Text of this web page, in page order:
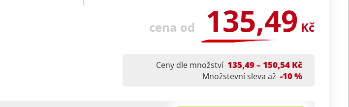
cena od 135,49 Kč
Ceny dle množství 135,49 – 150,54 Kč
Množstevní sleva až -10 %